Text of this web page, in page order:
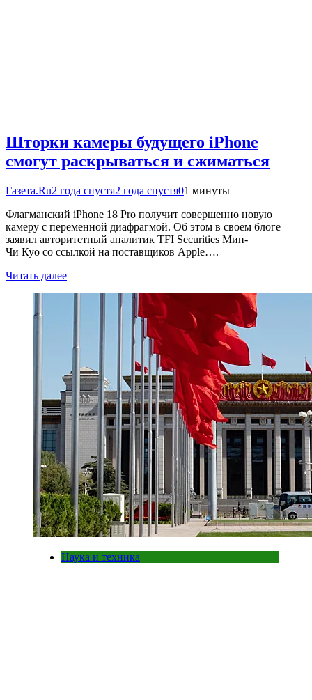
Шторки камеры будущего iPhone
смогут раскрываться и сжиматься
Газета.Ru2 года спустя2 года спустя01 минуты
Флагманский iPhone 18 Pro получит совершенно новую
камеру с переменной диафрагмой. Об этом в своем блоге
заявил авторитетный аналитик TFI Securities Мин-
Чи Куо со ссылкой на поставщиков Apple….
Читать далее
Наука и техника